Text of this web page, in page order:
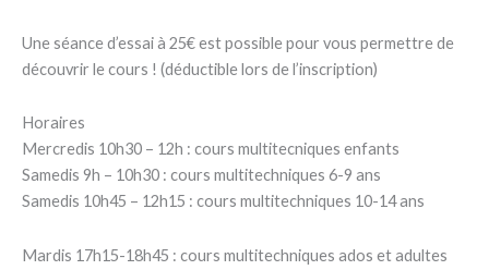
à
Une séance d’essai à 25€ est possible pour vous permettre de
découvrir le cours ! (déductible lors de l’inscription)
Horaires
Mercredis 10h30 – 12h : cours multitecniques enfants
Samedis 9h – 10h30 : cours multitechniques 6-9 ans
Samedis 10h45 – 12h15 : cours multitechniques 10-14 ans
Mardis 17h15-18h45 : cours multitechniques ados et adultes